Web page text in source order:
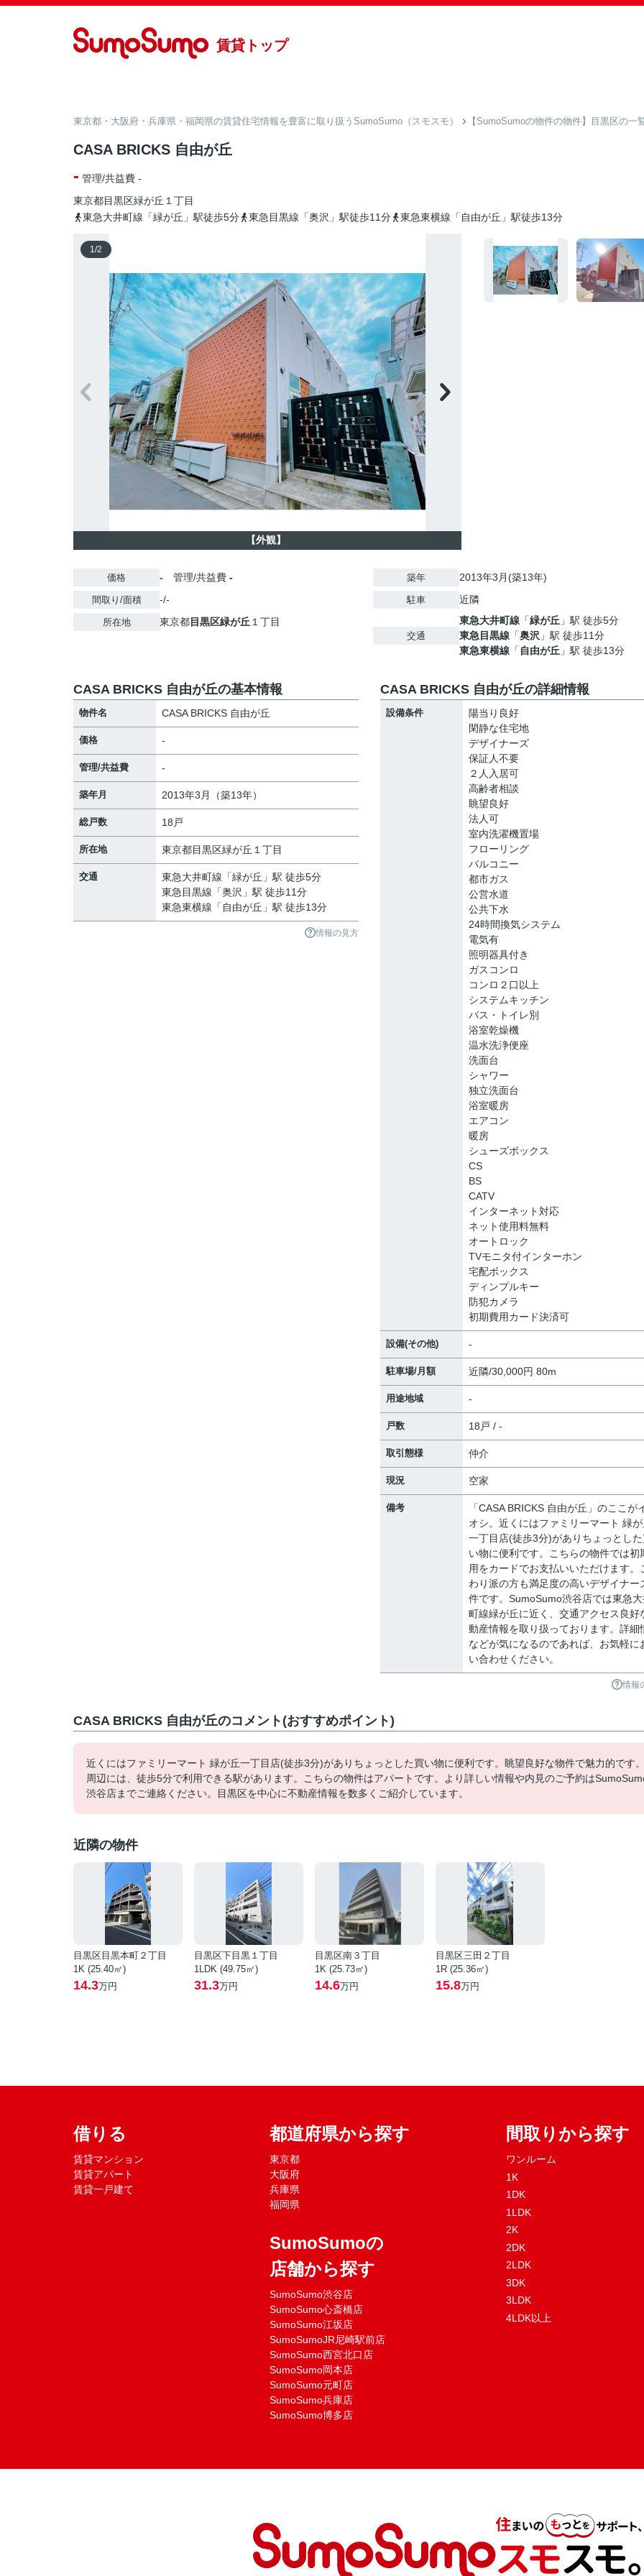
賃貸トップ
東京都・大阪府・兵庫県・福岡県の賃貸住宅情報を豊富に取り扱うSumoSumo（スモスモ） 【SumoSumoの物件の物件】目黒区の一
CASA BRICKS 自由が丘
- 管理/共益費 -
東京都目黒区緑が丘 １丁目
東急大井町線「緑が丘」駅徒歩5分
東急目黒線「奥沢」駅徒歩11分 東急東横線「自由が丘」駅徒歩13分
1/2
【外観】
価格 - 管理/共益費 -
間取り/面積 -/-
所在地 東京都目黒区緑が丘 １丁目
築年 2013年3月(築13年)
駐車 近隣
交通
東急大井町線 「緑が丘 」駅 徒歩5分
東急目黒線 「奥沢 」駅 徒歩11分
東急東横線 「 自由が丘 」駅 徒歩13分
CASA BRICKS 自由が丘の基本情報
物件名 CASA BRICKS 自由が丘
価格 -
管理/共益費 -
築年月 2013年3月（築13年）
総戸数 18戸
所在地 東京都目黒区緑が丘 １丁目
交通 東急大井町線 「緑が丘 」駅 徒歩5分
東急目黒線 「奥沢 」駅 徒歩11分
東急東横線 「 自由が丘 」駅 徒歩13分
情報の見方
CASA BRICKS 自由が丘の詳細情報
設備条件
陽当り良好
閑静な住宅地
デザイナーズ
保証人不要
２人入居可
高齢者相談
眺望良好
法人可
室内洗濯機置場
フローリング
バルコニー
都市ガス
公営水道
公共下水
24時間換気システム
電気有
照明器具付き
ガスコンロ
コンロ２口以上
システムキッチン
バス・トイレ別
浴室乾燥機
温水洗浄便座
洗面台
シャワー
独立洗面台
浴室暖房
エアコン
暖房
シューズボックス
CS
BS
CATV
インターネット対応
ネット使用料無料
オートロック
TVモニタ付インターホン
宅配ボックス
ディンプルキー
防犯カメラ
初期費用カード決済可
設備(その他) -
駐車場/月額 近隣/30,000円 80m
用途地域 -
戸数 18戸 / -
取引態様 仲介
現況 空家
備考
「CASA BRICKS 自由が丘」のここが
オシ。近くにはファミリーマート 緑が
一丁目店(徒歩3分)がありちょっとした
い物に便利です。こちらの物件では初
用をカードでお支払いいただけます。
わり派の方も満足度の高いデザイナー
件です。SumoSumo渋谷店では東急
町線緑が丘に近く、交通アクセス良好
動産情報を取り扱っております。詳細
などが気になるのであれば、お気軽に
い合わせください。
情報
CASA BRICKS 自由が丘のコメント(おすすめポイント)
近くにはファミリーマート 緑が丘一丁目店(徒歩3分)がありちょっとした買い物に便利です。眺望良好な物件で魅力的です。
周辺には、徒歩5分で利用できる駅があります。こちらの物件はアパートです。より詳しい情報や内見のご予約は
渋谷店までご連絡ください。目黒区を中心に不動産情報を数多くご紹介しています。
近隣の物件
目黒区目黒本町２丁目
1K (25.40㎡)
14.3万円
目黒区下目黒１丁目
1LDK (49.75㎡)
31.3万円
目黒区南３丁目
1K (25.73㎡)
14.6万円
目黒区三田２丁目
1R (25.36㎡)
15.8万円
借りる
賃貸マンション
賃貸アパート
賃貸一戸建て
都道府県から探す
東京都
大阪府
兵庫県
福岡県
SumoSumoの
店舗から探す
SumoSumo渋谷店
SumoSumo心斎橋店
SumoSumo江坂店
SumoSumoJR尼崎駅前店
SumoSumo西宮北口店
SumoSumo岡本店
SumoSumo元町店
SumoSumo兵庫店
SumoSumo博多店
間取りから探す
ワンルーム
1K
1DK
1LDK
2K
2DK
2LDK
3DK
3LDK
4LDK以上